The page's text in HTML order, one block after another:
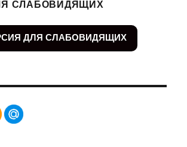
СЛАБОВИДЯЩИХ
ДЛЯ СЛАБОВИДЯЩИХ